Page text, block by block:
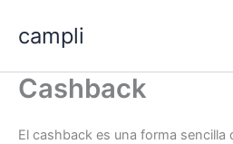
campli
Cashback
El cashback es una forma sencilla